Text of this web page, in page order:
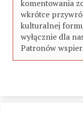
komentowania
wkrótce
kulturalnej
wyłącznie dla
Patronów